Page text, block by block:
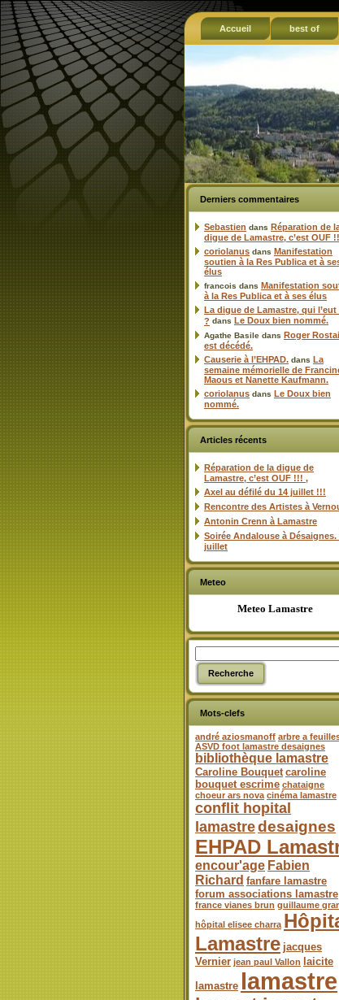
Accueil best of
Derniers commentaires
Sebastien dans Réparation de
digue de Lamastre, c’est OUF
coriolanus dans Manifestation
soutien à la Res Publica et à
élus
francois dans Manifestation
à la Res Publica et à ses élus
La digue de Lamastre, qui l’eut
? dans Le Doux bien nommé.
Agathe Basile dans Roger
est décédé.
Causerie à l’EHPAD. dans La
semaine mémorielle de
Maous et Nanette Kaufmann.
coriolanus dans Le Doux bien
nommé.
Articles récents
Réparation de la digue de
Lamastre, c’est OUF !!! ,
Axel au défilé du 14 juillet !!!
Rencontre des Artistes à
Antonin Crenn à Lamastre
Soirée Andalouse à Désaignes.
juillet
Meteo
Meteo Lamastre
Mots-clefs
andré aziosmanoff arbre a
ASVD foot lamastre desaignes
bibliothèque lamastre
Caroline Bouquet caroline
bouquet escrime chataigne
choeur ars nova cinéma lamastre
conflit hopital
lamastredesaignes
EHPAD
encour'age Fabien
Richard fanfare lamastre
forum associations lamastre
france vianes brun guillaume
hôpital elisee charra
Lamastre jacques
Vernier jean paul Vallon
laicite
lamastre lamastre